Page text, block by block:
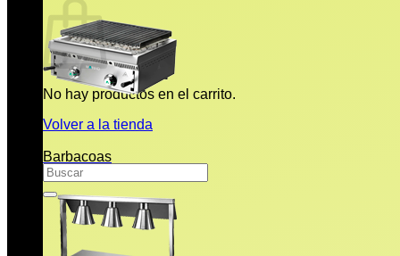
No hay productos en el carrito.
Volver a la tienda
Buscar
por:
Barbacoas